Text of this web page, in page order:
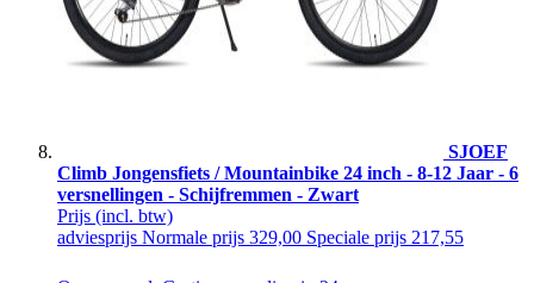
SJOEF
Climb Jongensfiets / Mountainbike 24 inch - 8-12 Jaar - 6
versnellingen - Schijfremmen - Zwart
Prijs (incl. btw)
adviesprijs Normale prijs 329,00 Speciale prijs 217,55